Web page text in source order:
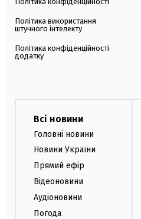
Політика використання
штучного інтелекту
Політика конфіденційності
додатку
Всі новини
Головні новини
Новини України
Прямий ефір
Відеоновини
Аудіоновини
Погода